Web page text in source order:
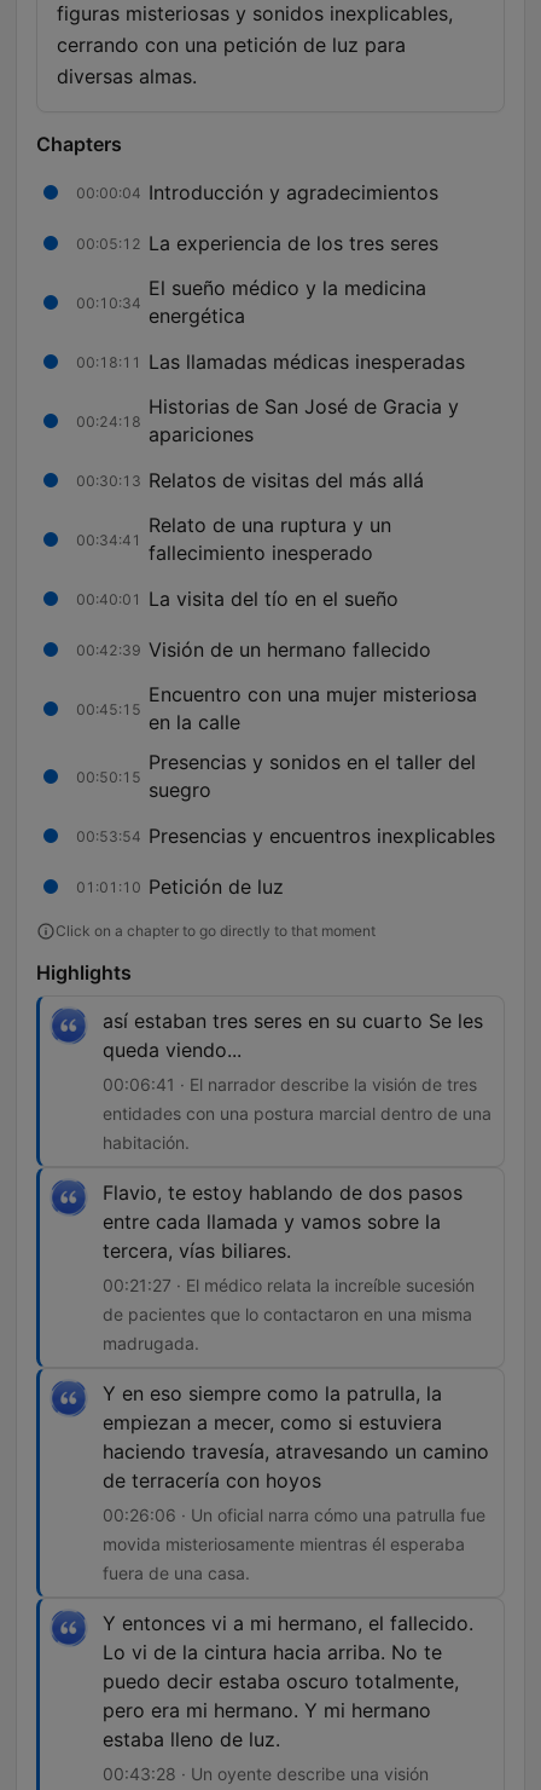
figuras misteriosas y sonidos inexplicables,
cerrando con una petición de luz para
diversas almas.
Chapters
00:00:04 Introducción y agradecimientos
00:05:12 La experiencia de los tres seres
00:10:34
El sueño médico y la medicina
energética
00:18:11 Las llamadas médicas inesperadas
00:24:18
Historias de San José de Gracia y
apariciones
00:30:13 Relatos de visitas del más allá
00:34:41
Relato de una ruptura y un
fallecimiento inesperado
00:40:01 La visita del tío en el sueño
00:42:39 Visión de un hermano fallecido
00:45:15
Encuentro con una mujer misteriosa
en la calle
00:50:15
Presencias y sonidos en el taller del
suegro
00:53:54 Presencias y encuentros inexplicables
01:01:10 Petición de luz
Click on a chapter to go directly to that moment
Highlights
así estaban tres seres en su cuarto Se les
queda viendo...
00:06:41 · El narrador describe la visión de tres
entidades con una postura marcial dentro de una
habitación.
Flavio, te estoy hablando de dos pasos
entre cada llamada y vamos sobre la
tercera, vías biliares.
00:21:27 · El médico relata la increíble sucesión
de pacientes que lo contactaron en una misma
madrugada.
Y en eso siempre como la patrulla, la
empiezan a mecer, como si estuviera
haciendo travesía, atravesando un camino
de terracería con hoyos
00:26:06 · Un oficial narra cómo una patrulla fue
movida misteriosamente mientras él esperaba
fuera de una casa.
Y entonces vi a mi hermano, el fallecido.
Lo vi de la cintura hacia arriba. No te
puedo decir estaba oscuro totalmente,
pero era mi hermano. Y mi hermano
estaba lleno de luz.
00:43:28 · Un oyente describe una visión